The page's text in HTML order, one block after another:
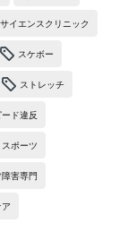
サイエンスクリニック
スケボー
ストレッチ
ード違反
スポーツ
害専門